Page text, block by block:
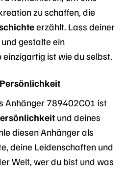
zu schaffen, die
erzählt. Lass deiner
gestalte ein
ist wie du selbst.
Anhänger 789402C01 ist
und deines
diesen Anhänger als
deine Leidenschaften und
Welt, wer du bist und was